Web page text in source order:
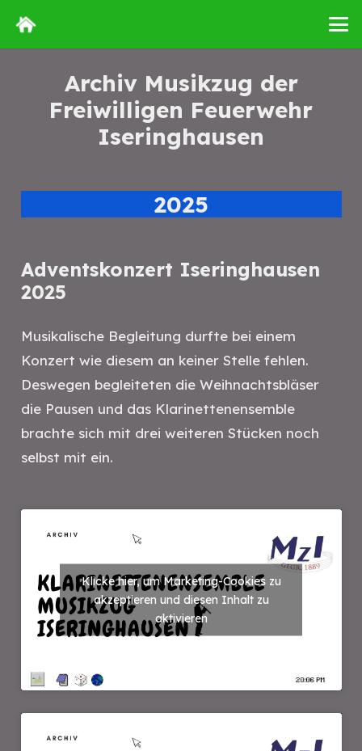
Archiv Musikzug der
Freiwilligen Feuerwehr
Iseringhausen
2025
Klicke hier, um Marketing-Cookies zu
akzeptieren und diesen Inhalt zu
aktivieren
Adventskonzert Iseringhausen
2025
Musikalische Begleitung durfte bei einem
Konzert wie diesem an keiner Stelle fehlen.
Deswegen begleiteten die Weihnachtsbläser
die Pausen und das Klarinettenensemble
brachte sich mit drei weiteren Stücken noch
selbst mit ein.